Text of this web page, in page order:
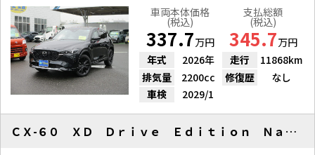
車両本体価格
(税込)
337.7万円
支払総額
(税込)
345.7万円
年式
2026年 走行
11868km
排気量
2200cc 修復歴
なし
車検
2029/1
ＣＸ-６０ ＸＤ Ｄｒｉｖｅ Ｅｄｉｔｉｏｎ Ｎａｐｐａ ＳＷ５Ｌ１Ｈ７０